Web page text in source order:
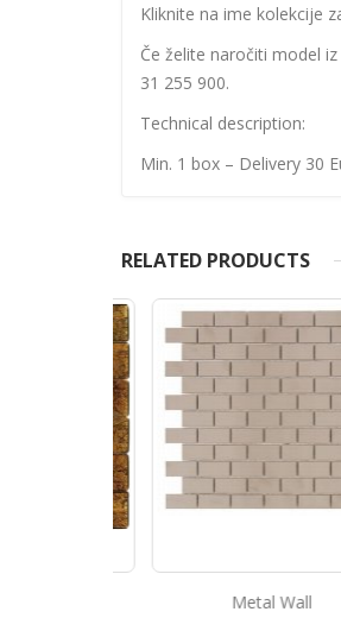
Kliknite na ime kolekcije
Če želite naročiti model
31 255 900.
Technical description:
Min. 1 box – Delivery 30
RELATED PRODUCTS
Metal Wall